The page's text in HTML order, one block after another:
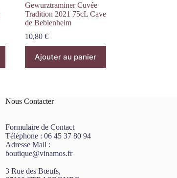
Gewurztraminer Cuvée
Tradition 2021 75cL Cave
de Beblenheim
10,80€
Ajouter au panier
Nous Contacter
Formulaire de Contact
Téléphone :06 45 37 80 94
Adresse Mail :
boutique@vinamos.fr
3 Rue des Bœufs,